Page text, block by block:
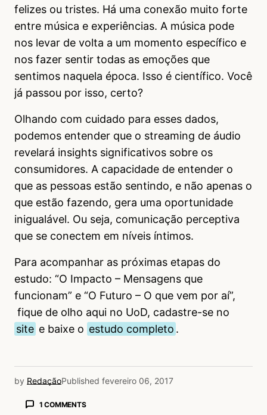
felizes ou tristes. Há uma conexão muito forte
entre música e experiências. A música pode
nos levar de volta a um momento específico e
nos fazer sentir todas as emoções que
sentimos naquela época. Isso é científico. Você
já passou por isso, certo?
Olhando com cuidado para esses dados,
podemos entender que o streaming de áudio
revelará insights significativos sobre os
consumidores. A capacidade de entender o
que as pessoas estão sentindo, e não apenas o
que estão fazendo, gera uma oportunidade
inigualável. Ou seja, comunicação perceptiva
que se conectem em níveis íntimos.
Para acompanhar as próximas etapas do
estudo: “O Impacto – Mensagens que
funcionam” e “O Futuro – O que vem por aí”,
fique de olho aqui no UoD, cadastre-se no
site e baixe o estudo completo .
by RedaçãoPublished fevereiro 06, 2017
1 COMMENTS